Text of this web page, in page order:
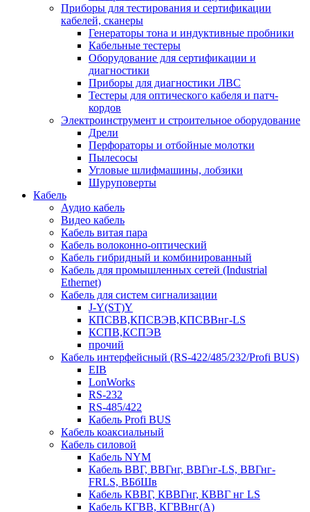
Приборы для тестирования и сертификации
кабелей, сканеры
Генераторы тона и индуктивные пробники
Кабельные тестеры
Оборудование для сертификации и
диагностики
Приборы для диагностики ЛВС
Тестеры для оптического кабеля и патч-
кордов
Электроинструмент и строительное оборудование
Дрели
Перфораторы и отбойные молотки
Пылесосы
Угловые шлифмашины, лобзики
Шуруповерты
Кабель
Аудио кабель
Видео кабель
Кабель витая пара
Кабель волоконно-оптический
Кабель гибридный и комбинированный
Кабель для промышленных сетей (Industrial
Ethernet)
Кабель для систем сигнализации
J-Y(ST)Y
КПСВВ,КПСВЭВ,КПСВВнг-LS
КСПВ,КСПЭВ
прочий
Кабель интерфейсный (RS-422/485/232/Profi BUS)
EIB
LonWorks
RS-232
RS-485/422
Кабель Profi BUS
Кабель коаксиальный
Кабель силовой
Кабель NYM
Кабель ВВГ, ВВГнг, ВВГнг-LS, ВВГнг-
FRLS, ВБбШв
Кабель КВВГ, КВВГнг, КВВГ нг LS
Кабель КГВВ, КГВВнг(А)